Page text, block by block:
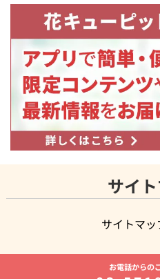
サイ
サイトマ
よく贈られる花
お祝いの花
8月の誕生花(トルコキキョウ)
お電話からの